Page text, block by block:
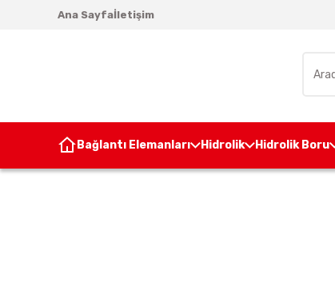
Ana Sayfaİletişim
Bağlantı Elemanları Hidrolik Hidrolik Boru